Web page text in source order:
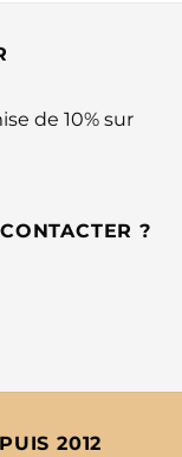
de 10% sur
?
2012